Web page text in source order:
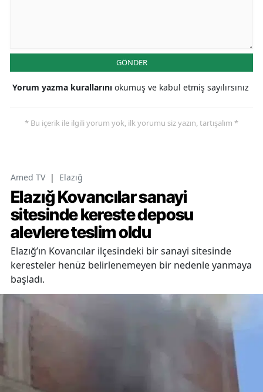
GÖNDER
Yorum yazma kurallarını okumuş ve kabul etmiş sayılırsınız
* Bu içerik ile ilgili yorum yok, ilk yorumu siz yazın, tartışalım *
Amed TV | Elazığ
Elazığ Kovancılar sanayi
sitesinde kereste deposu
alevlere teslim oldu
Elazığ’ın Kovancılar ilçesindeki bir sanayi sitesinde
keresteler henüz belirlenemeyen bir nedenle yanmaya
başladı.